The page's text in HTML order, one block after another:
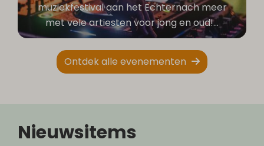
muziekfestival aan het Echternach meer
met vele artiesten voor jong en oud!…
Ontdek alle evenementen
Nieuwsitems